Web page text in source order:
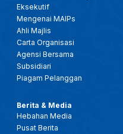
Eksekutif
Mengenai MAIPs
Ahli Majlis
Carta Organisasi
Agensi Bersama
Subsidiari
Piagam Pelanggan
Berita & Media
Hebahan Media
Pusat Berita